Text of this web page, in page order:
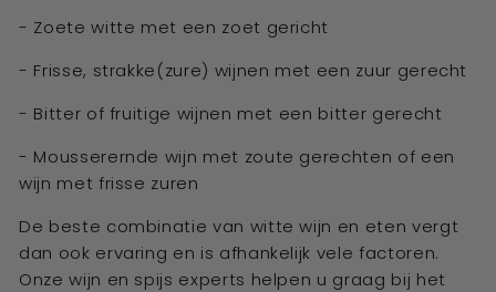
- Zoete witte met een zoet gericht
- Frisse, strakke(zure) wijnen met een zuur gerecht
- Bitter of fruitige wijnen met een bitter gerecht
- Mousserernde wijn met zoute gerechten of een
wijn met frisse zuren
De beste combinatie van witte wijn en eten vergt
dan ook ervaring en is afhankelijk vele factoren.
Onze wijn en spijs experts helpen u graag bij het